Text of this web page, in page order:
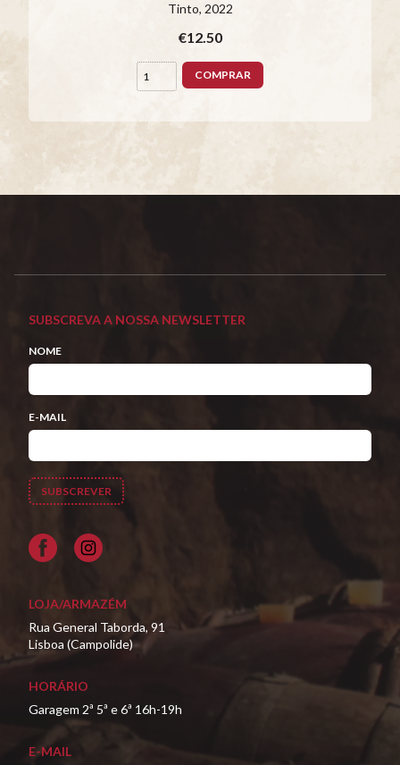
Tinto, 2022
€12.50
COMPRAR
SUBSCREVA A NOSSA NEWSLETTER
NOME
E-MAIL
Facebook
LOJA/ARMAZÉM
Rua General Taborda, 91
Lisboa (Campolide)
HORÁRIO
Garagem 2ª 5ª e 6ª 16h-19h
E-MAIL